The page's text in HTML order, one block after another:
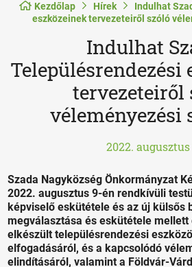
Kezdőlap Hírek
Indulhat
eszközeinek tervezeteiről szóló
Indulhat
Településrendezési
tervezeteiről
véleményezési
2022. augusztus
Szada Nagyközség Önkormányzat
2022. augusztus 9-én rendkívüli
képviselő eskütétele és az új külsős
megválasztása és eskütétele
elkészült településrendezési
elfogadásáról, és a kapcsolódó
elindításáról, valamint a Földvár-